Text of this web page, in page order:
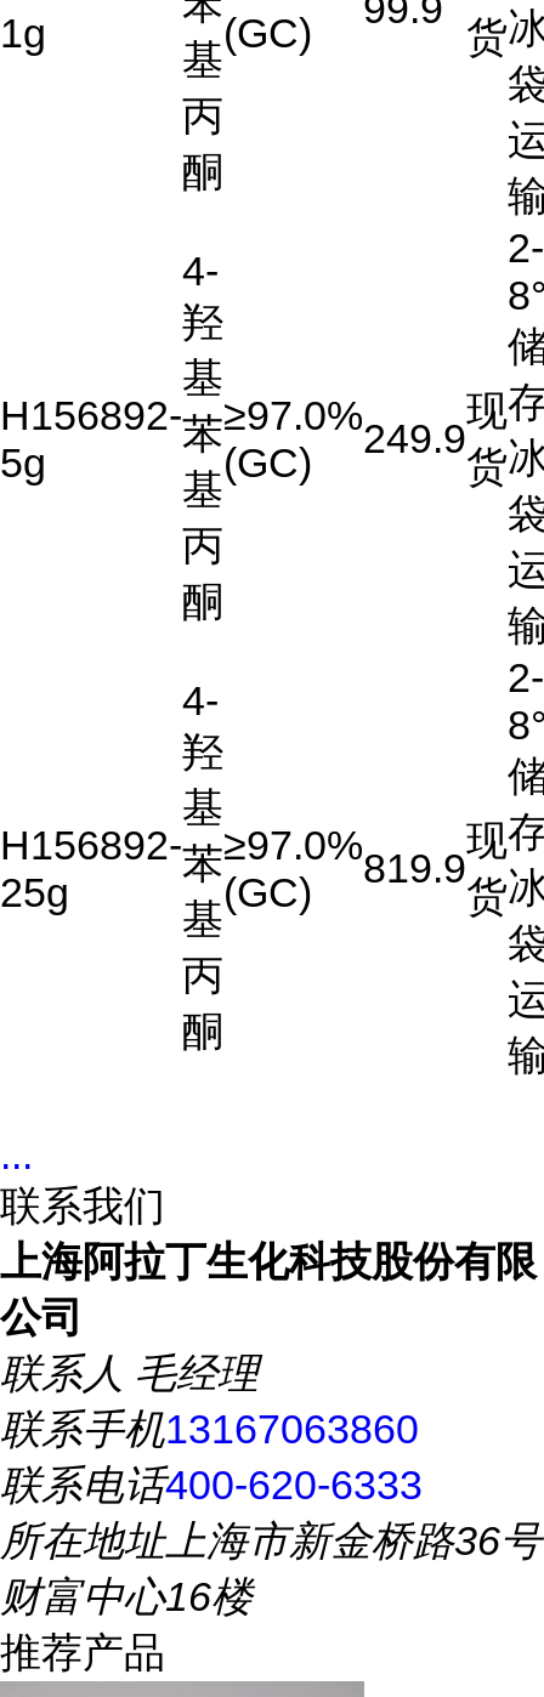
1g
基
丙
酮
(GC)
货
H156892-
5g
4-
羟
基
苯
基
丙
酮
≥97.0%
(GC)
249.9
现
货
2-
H156892-
25g
4-
羟
基
苯
基
丙
酮
≥97.0%
(GC)
819.9
现
货
2-
...
联系我们
上海阿拉丁生化科技股份有限
公司
联系人 毛经理
联系手机13167063860
联系电话400-620-6333
所在地址上海市新金桥路36号
财富中心16楼
推荐产品